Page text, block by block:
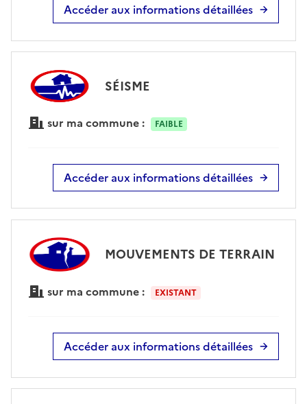
Accéder aux informations détaillées
SÉISME
sur ma commune : FAIBLE
Accéder aux informations détaillées
MOUVEMENTS DE TERRAIN
sur ma commune : EXISTANT
Accéder aux informations détaillées